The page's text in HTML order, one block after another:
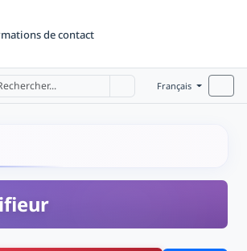
de contact
Français